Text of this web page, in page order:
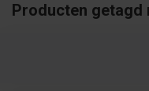
Producten getagd